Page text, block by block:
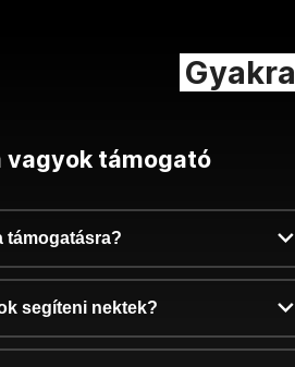
vagyok támogató
támogatásra?
segíteni nektek?